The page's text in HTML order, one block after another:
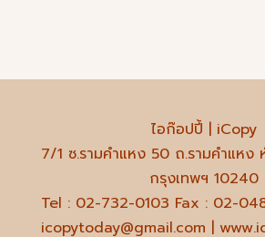
ไอก๊อปปี้ | iCopy
7/1 ซ.รามคำแหง 50 ถ.รามคำแหง
กรุงเทพฯ 10240
Tel : 02-732-0103 Fax : 02-
icopytoday@gmail.com |